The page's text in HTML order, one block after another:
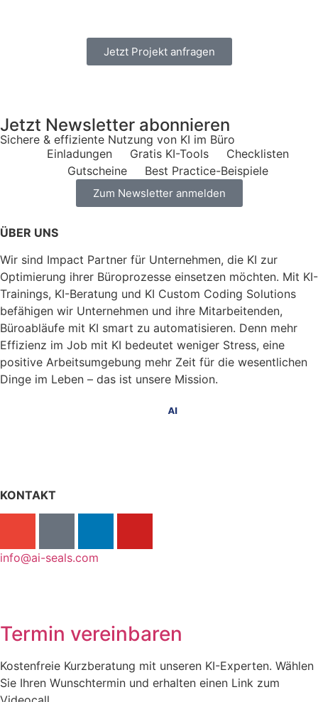
Jetzt Projekt anfragen
Jetzt Newsletter abonnieren
Sichere & effiziente Nutzung von KI im Büro
Einladungen
Gratis KI-Tools​
Checklisten
Gutscheine
Best Practice-Beispiele
Zum Newsletter anmelden
ÜBER UNS
Wir sind Impact Partner für Unternehmen, die KI zur
Optimierung ihrer Büroprozesse einsetzen möchten. Mit KI-
Trainings, KI-Beratung und KI Custom Coding Solutions
befähigen wir Unternehmen und ihre Mitarbeitenden,
Büroabläufe mit KI smart zu automatisieren. Denn mehr
Effizienz im Job mit KI bedeutet weniger Stress, eine
positive Arbeitsumgebung mehr Zeit für die wesentlichen
Dinge im Leben – das ist unsere Mission.
KONTAKT
info@ai-seals.com
Termin vereinbaren
Kostenfreie Kurzberatung mit unseren KI-Experten. Wählen
Sie Ihren Wunschtermin und erhalten einen Link zum